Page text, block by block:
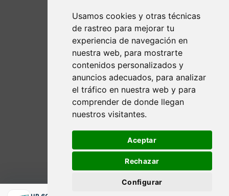
Usamos cookies y otras técnicas
de rastreo para mejorar tu
experiencia de navegación en
nuestra web, para mostrarte
contenidos personalizados y
anuncios adecuados, para analizar
el tráfico en nuestra web y para
comprender de donde llegan
nuestros visitantes.
Aceptar
Rechazar
Configurar